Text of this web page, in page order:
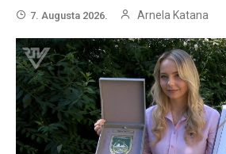
7. Augusta 2026. Arnela Katana